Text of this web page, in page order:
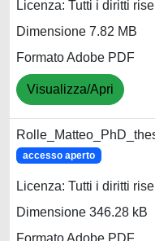
Licenza: Tutti i diritti
Dimensione 7.82 MB
Formato Adobe PDF
Visualizza/Apri
accesso aperto
Licenza: Tutti i diritti
Dimensione 346.28 kB